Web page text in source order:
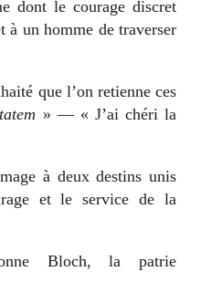
dont le courage discret
un homme de traverser
que l’on retienne ces
» — « J’ai chéri la
à deux destins unis
et le service de la
Bloch, la patrie